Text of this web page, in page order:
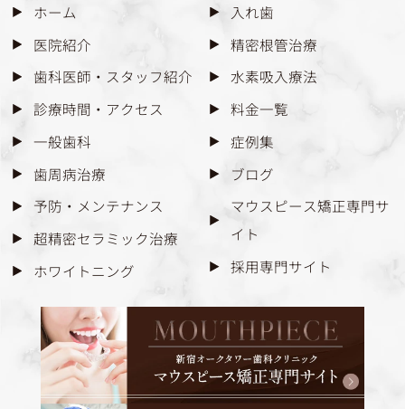
ホーム
医院紹介
歯科医師・スタッフ紹介
診療時間・アクセス
一般歯科
歯周病治療
予防・メンテナンス
超精密セラミック治療
ホワイトニング
入れ歯
精密根管治療
水素吸入療法
料金一覧
症例集
ブログ
マウスピース矯正専門サ
イト
採用専門サイト